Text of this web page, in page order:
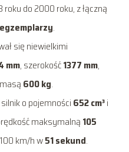
do 2000 roku, z łączną
.
się niewielkimi
mm, szerokość1377 mm,
600 kg.
o pojemności 652 cm³i
maksymalną 105
km/h w51 sekund.